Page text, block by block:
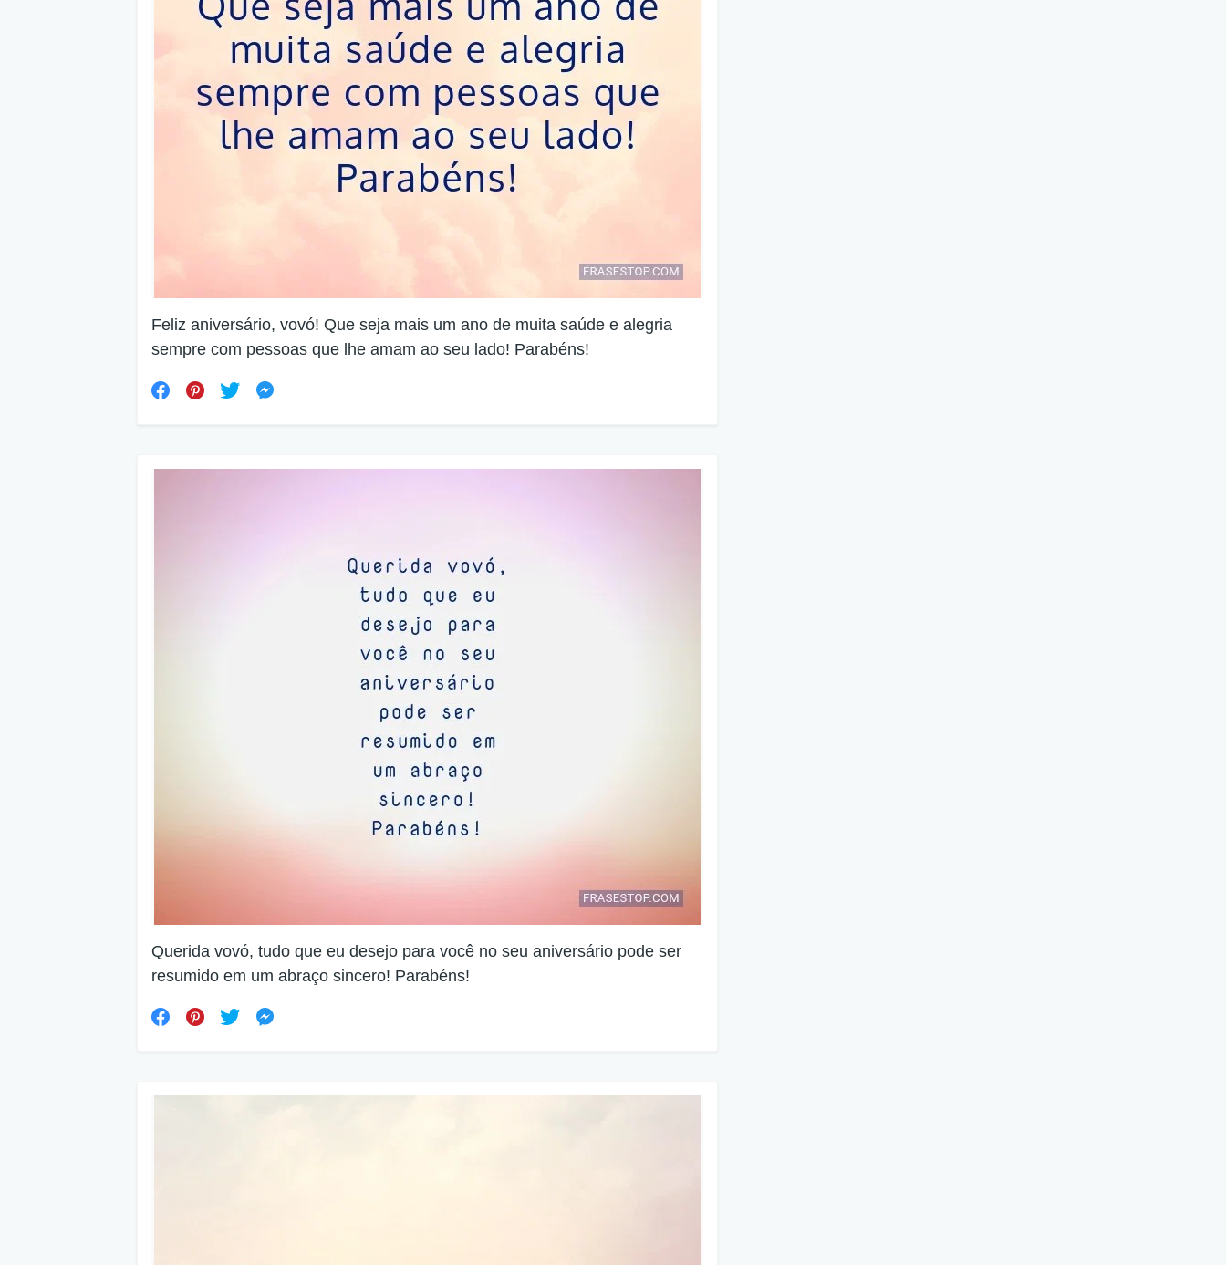
Feliz aniversário, vovó! Que seja mais um ano de muita saúde e alegria
sempre com pessoas que lhe amam ao seu lado! Parabéns!
Querida vovó, tudo que eu desejo para você no seu aniversário pode ser
resumido em um abraço sincero! Parabéns!